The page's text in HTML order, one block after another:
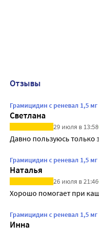
Отзывы
Грамицидин с реневал 1,5
Светлана
29 июля в 13:58
Давно пользуюсь только
Грамицидин с реневал 1,5
Наталья
26 июля в 21:46
Хорошо помогает при
Грамицидин с реневал 1,5
Инна